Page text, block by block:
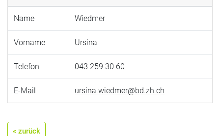
Name Wiedmer
Vorname Ursina
Telefon 043 259 30 60
E-Mail ursina.wiedmer@bd.zh.ch
« zurück